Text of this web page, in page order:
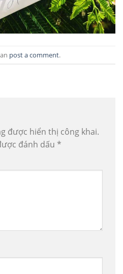
post a comment.
được hiển thị công khai.
đánh dấu *